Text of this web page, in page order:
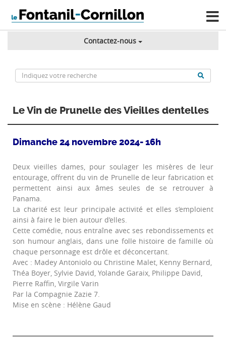
Contactez-nous
Le Vin de Prunelle des Vieilles dentelles
Dimanche 24 novembre 2024- 16h
Deux vieilles dames, pour soulager les misères de leur
entourage, offrent du vin de Prunelle de leur fabrication et
permettent ainsi aux âmes seules de se retrouver à
Panama.
La charité est leur principale activité et elles s’emploient
ainsi à faire le bien autour d’elles.
Cette comédie, nous entraîne avec ses rebondissements et
son humour anglais, dans une folle histoire de famille où
chaque personnage est drôle et déconcertant.
Avec : Madey Antoniolo ou Christine Malet, Kenny Bernard,
Théa Boyer, Sylvie David, Yolande Garaix, Philippe David,
Pierre Raffin, Virgile Varin
Par la Compagnie Zazie 7.
Mise en scène : Hélène Gaud